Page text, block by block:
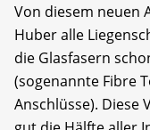
Von diesem neuen
Huber alle
die Glasfasern
(sogenannte Fibre
Anschlüsse). Diese